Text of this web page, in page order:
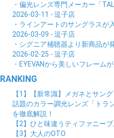
・偏光レンズ専門メーカー「
2026-03-11 - 逗子店
・ラインアートのサングラスが
2026-03-09 - 逗子店
・シグニア補聴器より新商品が
2026-02-25 - 逗子店
・EYEVANから美しいフレーム
RANKING
【1】【新常識】メガネとサン
話題のカラー調光レンズ「トラ
を徹底解説！
【2】ひと味違うティファニー
【3】大人のOTO